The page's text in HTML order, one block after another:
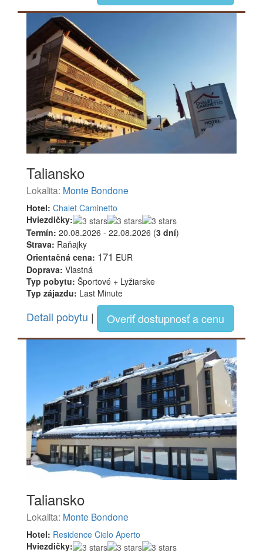
Taliansko
Lokalita: Monte Bondone
Hotel: Chalet Caminetto
Hviezdičky:
Termín: 20.08.2026 - 22.08.2026 (3 dní)
Strava: Raňajky
Orientačná cena: 171 EUR
Doprava: Vlastná
Typ pobytu: Športové + Lyžiarske
Typ zájazdu: Last Minute
Detail pobytu | Overiť dostupnosť a cenu
Taliansko
Lokalita: Monte Bondone
Hotel: Residence Cielo Aperto
Hviezdičky: